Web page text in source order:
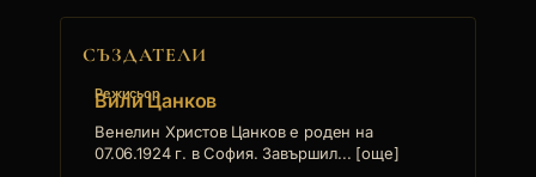
СЪЗДАТЕЛИ
Режисьор
Вили Цанков
Венелин Христов Цанков е роден на
07.06.1924 г. в София. Завършил... [още]